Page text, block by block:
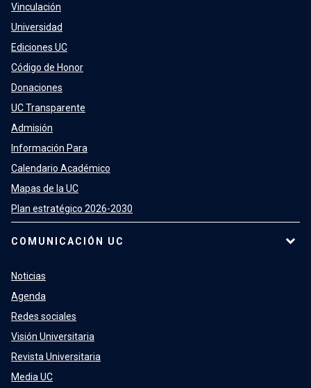
Vinculación
Universidad
Ediciones UC
Código de Honor
Donaciones
UC Transparente
Admisión
Información Para
Calendario Académico
Mapas de la UC
Plan estratégico 2026-2030
COMUNICACIÓN UC
Noticias
Agenda
Redes sociales
Visión Universitaria
Revista Universitaria
Media UC